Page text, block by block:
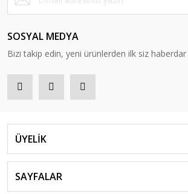
SOSYAL MEDYA
Bizi takip edin, yeni ürünlerden ilk siz haberdar
ÜYELİK
SAYFALAR